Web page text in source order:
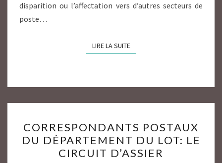
disparition ou l’affectation vers d’autres secteurs de
poste…
LIRE LA SUITELIRE LA SUITE
POSTAUX
DU
DÉPARTEMENT
CORRESPONDANTS POSTAUX
DU DÉPARTEMENT DU LOT: LE
CIRCUIT D’ASSIER